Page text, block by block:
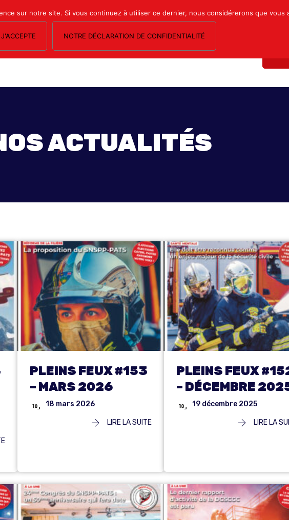
LE MAGAZINE ESPACE ADHÉRENTS FORMATION SYNDICALE
ACTUALITÉS
PLEINS FEUX #153
– MARS 2026
18 mars 2026
LIRE LA SUITE
PLEINS FEUX
– DÉCEMBRE
19 décembre 2025
LIRE LA
sur notre site. Si vous continuez à utiliser ce dernier, nous considérerons que
J'ACCEPTE NOTRE DÉCLARATION DE CONFIDENTIALITÉ